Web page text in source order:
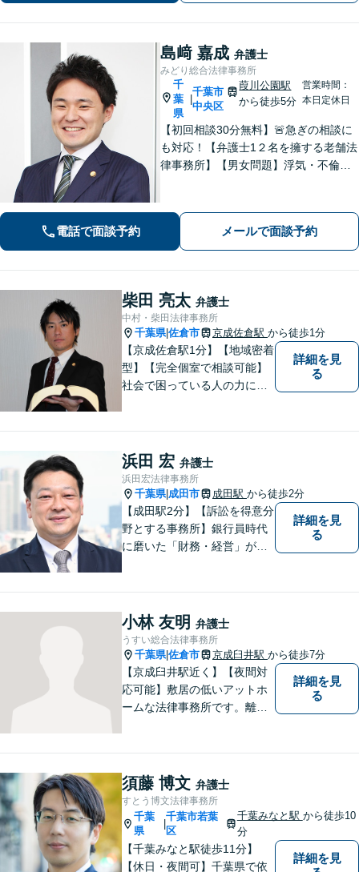
島﨑 嘉成 弁護士
みどり総合法律事務所
千
葉
県
千葉市
中央区
葭川公園駅
から徒歩5分
営業時間：
本日定休日
【初回相談30分無料】🚨急ぎの相談に
も対応！【弁護士1２名を擁する老舗法
律事務所】【男女問題】浮気・不倫の
【債権回収】売掛金の回収はお任せ
【葭川公園駅5分／千葉中央駅10分】
電話で面談予約 メールで面談予約
柴田 亮太 弁護士
中村・柴田法律事務所
千葉県|佐倉市 京成佐倉駅 から徒歩1分
【京成佐倉駅1分】【地域密着
型】【完全個室で相談可能】
社会で困っている人の力にな
相続、離婚・男女問題、交通
事故の案件を広く受け付けて
います。 ぜひご相談くださ
い。
詳細を見
る
浜田 宏 弁護士
浜田宏法律事務所
千葉県| 成田市 成田駅 から徒歩2分
【成田駅2分】【訴訟を得意分
野とする事務所】銀行員時代
に磨いた「財務・経営」が強
すいパートナーを目指してい
ます。【元裁判官の弁護士も
在籍】企業法務を中心に、個
人案件にも対応
詳細を見
る
小林 友明 弁護士
うすい総合法律事務所
千葉県|佐倉市 京成臼井駅 から徒歩7分
【京成臼井駅近く】【夜間対
応可能】敷居の低いアットホ
ームな法律事務所です。離婚
【地域に根差し他弁護士】的
確なアドバイスやサポートで
ご相談者様のお役に立てるよ
う尽力します。
詳細を見
る
須藤 博文 弁護士
すとう博文法律事務所
千葉
県
千葉市若葉
区
千葉みなと駅 から徒歩10
分
【千葉みなと駅徒歩11分】
【休日・夜間可】千葉県で依
詳細を見